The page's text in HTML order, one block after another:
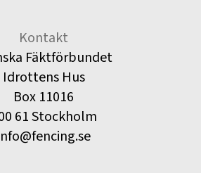
Kontakt
Fäktförbundet
Idrottens Hus
Box 11016
61 Stockholm